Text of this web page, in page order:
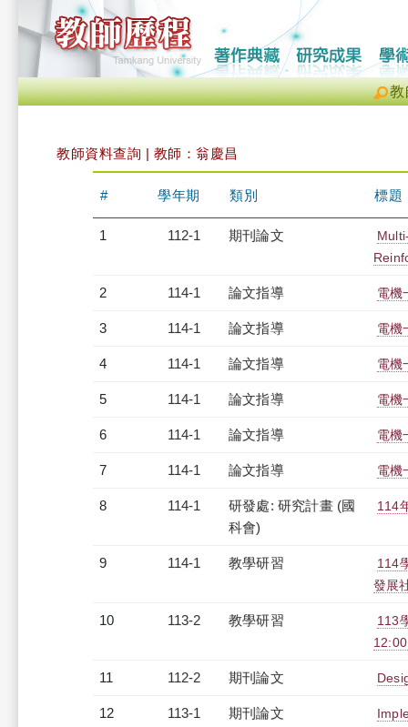
教
教師資料查詢 | 教師：翁慶昌
# 學年期 類別 標題
1 112-1 期刊論文
2 114-1 論文指導 電機
3 114-1 論文指導 電機
4 114-1 論文指導 電機
5 114-1 論文指導 電機
6 114-1 論文指導 電機
7 114-1 論文指導 電機
8 114-1
研發處: 研究計畫 (國
科會)
114
9 114-1 教學研習
114
發展
10 113-2 教學研習
113
11 112-2 期刊論文
12 113-1 期刊論文